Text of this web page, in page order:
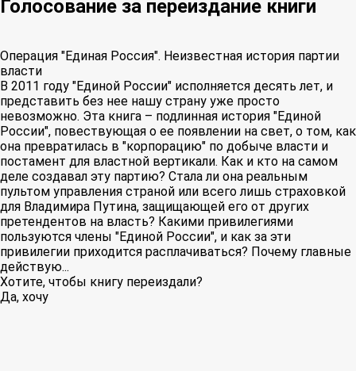
Голосование за переиздание книги
Операция "Единая Россия". Неизвестная история партии
власти
В 2011 году "Единой России" исполняется десять лет, и
представить без нее нашу страну уже просто
невозможно. Эта книга – подлинная история "Единой
России", повествующая о ее появлении на свет, о том, как
она превратилась в "корпорацию" по добыче власти и
постамент для властной вертикали. Как и кто на самом
деле создавал эту партию? Стала ли она реальным
пультом управления страной или всего лишь страховкой
для Владимира Путина, защищающей его от других
претендентов на власть? Какими привилегиями
пользуются члены "Единой России", и как за эти
привилегии приходится расплачиваться? Почему главные
действую...
Хотите, чтобы книгу переиздали?
Да, хочу